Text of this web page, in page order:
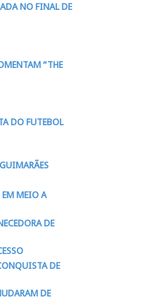
NO FINAL DE
“THE
DO FUTEBOL
EM MEIO A
DE
DE
DE